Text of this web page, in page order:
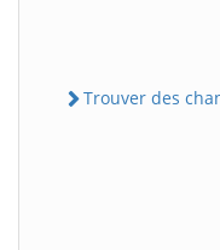
Trouver des